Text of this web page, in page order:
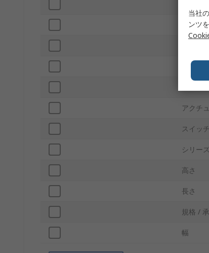
終端処
アクチ
アクチ
スイッ
シリー
高さ
長さ
規格 /
幅
当社
ンツ